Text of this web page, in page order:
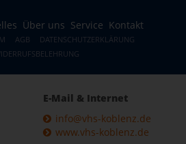
Über uns Service Kontakt
AGB
DATENSCHUTZERKLÄRUNG
E-Mail & Internet
info@vhs-koblenz.de
www.vhs-koblenz.de